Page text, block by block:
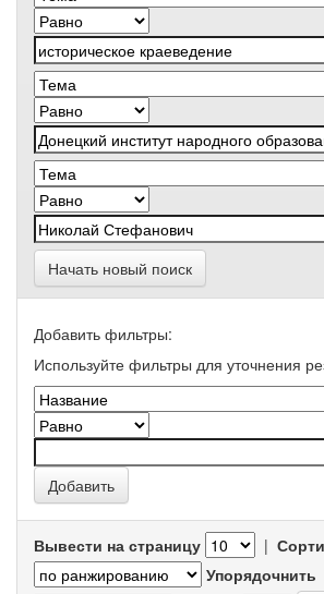
Начать новый поиск
Добавить фильтры:
Используйте фильтры для уточнения
Вывести на страницу |
Упорядочнить